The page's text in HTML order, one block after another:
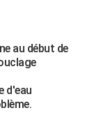
au début de
d'eau